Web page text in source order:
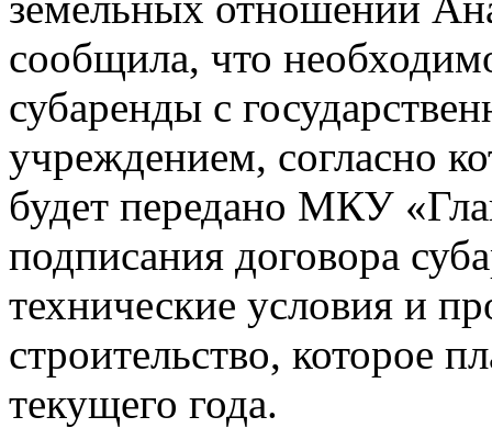
сообщила, что
субаренды с
учреждением, согласно
будет передано МКУ
подписания договора
технические условия и
строительство, которое
текущего года.